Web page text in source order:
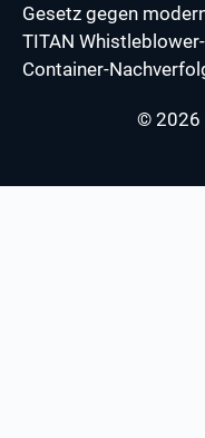
Gesetz gegen
TITAN
Container-
© 2026